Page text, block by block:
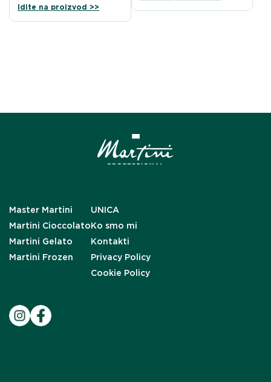
Idite na proizvod >>
Master Martini
Martini Cioccolato
Martini Gelato
Martini Frozen
UNICA
Ko smo mi
Kontakti
Privacy Policy
Cookie Policy